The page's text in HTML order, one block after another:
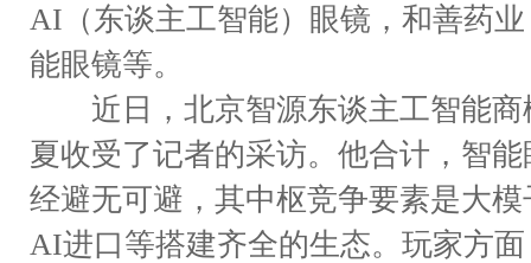
AI（东谈主工智能）眼镜，和善药
能眼镜等。
近日，北京智源东谈主工智能商
夏收受了记者的采访。他合计，智
经避无可避，其中枢竞争要素是大
AI进口等搭建齐全的生态。玩家方